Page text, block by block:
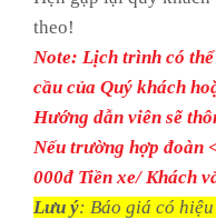
theo!
Note: Lịch trình có
cầu của Quý khách
Hướng dẫn viên sẽ
Nếu trường hợp
000đ Tiền xe/ Khách
Lưu ý: Báo giá có